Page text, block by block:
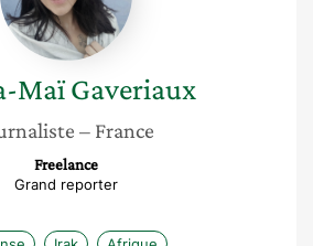
MaïGaveriaux
– France
Freelance
Grand reporter